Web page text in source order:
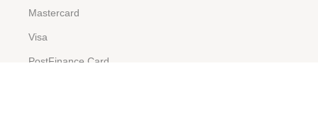
Mastercard
Visa
PostFinance Card